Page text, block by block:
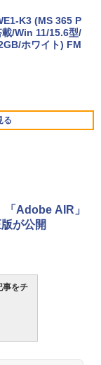
K3 (MS 365 P
/Win 11/15.6型/
ホワイト) FM
る
Robux 【限
ロックス | オン
& Business 202
ンコード版|Wind
台
キスト 第４版
さしい 教科書:
(16GB) 7イ
告なし、ブラッ
しい、かさばら
やすい、6週間持
ィスプレイ電子
、16GB、広告な
Adobe AIR」
が公開
事をチ